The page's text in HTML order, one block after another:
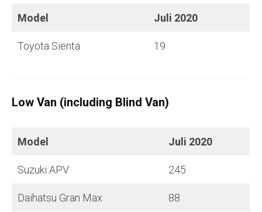
Model Juli 2020
Toyota Sienta 19
Low Van (including Blind Van)
Model Juli 2020
Suzuki APV 245
Daihatsu Gran Max 88